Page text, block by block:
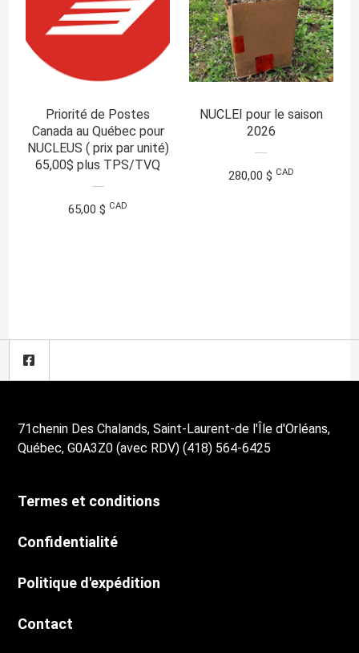
Priorité de Postes
Canada au Québec pour
NUCLEUS ( prix par unité)
65,00$ plus TPS/TVQ
65,00 $ CAD
NUCLEI pour le saison
2026
280,00 $ CAD
71chenin Des Chalands, Saint-Laurent-de l'Île d'Orléans,
Québec, G0A3Z0 (avec RDV) (418) 564-6425
Termes et conditions
Confidentialité
Politique d'expédition
Contact